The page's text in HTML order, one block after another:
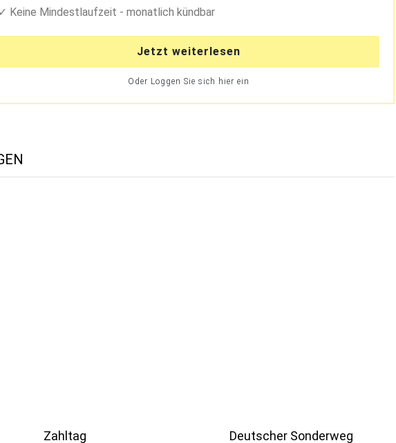
Keine Mindestlaufzeit - monatlich kündbar
Jetzt weiterlesen
Oder Loggen Sie sich hier ein
Zahltag Deutscher Sonderweg